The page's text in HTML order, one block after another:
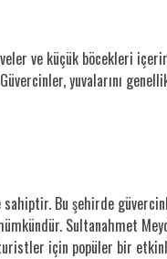
ve küçük böcekleri
yuvalarını
Bu şehirde
Sultanahmet
turistler için popüler bir